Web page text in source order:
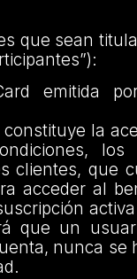
que sean
emitida
la
clientes, que
acceder al
que un
nunca se